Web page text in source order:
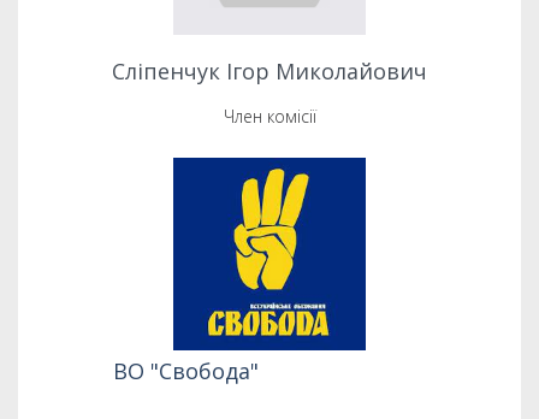
Сліпенчук Ігор Миколайович
Член комісії
ВО "Свобода"